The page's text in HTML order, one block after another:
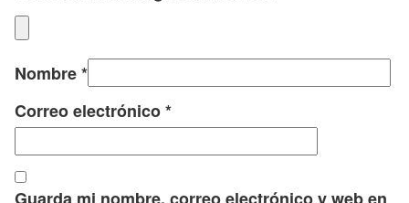
Nombre*
Correo electrónico*
Guarda mi nombre, correo electrónico y web en